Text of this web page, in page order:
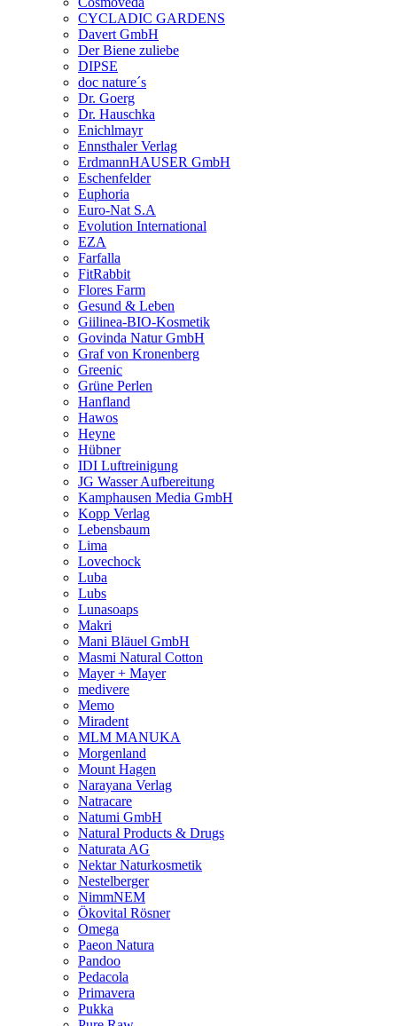
CYCLADIC GARDENS
Davert GmbH
Der Biene zuliebe
DIPSE
doc nature´s
Dr. Goerg
Dr. Hauschka
Enichlmayr
Ennsthaler Verlag
ErdmannHAUSER GmbH
Eschenfelder
Euphoria
Euro-Nat S.A
Evolution International
EZA
Farfalla
FitRabbit
Flores Farm
Gesund & Leben
Giilinea-BIO-Kosmetik
Govinda Natur GmbH
Graf von Kronenberg
Greenic
Grüne Perlen
Hanfland
Hawos
Heyne
Hübner
IDI Luftreinigung
JG Wasser Aufbereitung
Kamphausen Media GmbH
Kopp Verlag
Lebensbaum
Lima
Lovechock
Luba
Lubs
Lunasoaps
Makri
Mani Bläuel GmbH
Masmi Natural Cotton
Mayer + Mayer
medivere
Memo
Miradent
MLM MANUKA
Morgenland
Mount Hagen
Narayana Verlag
Natracare
Natumi GmbH
Natural Products & Drugs
Naturata AG
Nektar Naturkosmetik
Nestelberger
NimmNEM
Ökovital Rösner
Omega
Paeon Natura
Pandoo
Pedacola
Primavera
Pukka